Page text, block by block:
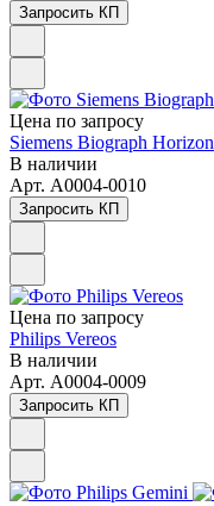
Запросить КП
Цена по запросу
Siemens Biograph Horizon
В наличии
Арт. A0004-0010
Запросить КП
Цена по запросу
Philips Vereos
В наличии
Арт. A0004-0009
Запросить КП